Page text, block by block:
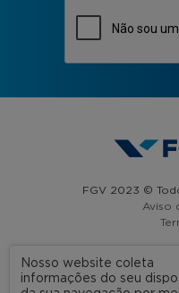
FGV 2023 ©
Aviso
Nosso website coleta
informações do seu